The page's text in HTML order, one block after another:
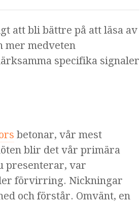
att bli bättre på att läsa av
mer medveten
specifika signaler
betonar, vår mest
blir det vår primära
presenterar, var
förvirring. Nickningar
och förstår. Omvänt, en